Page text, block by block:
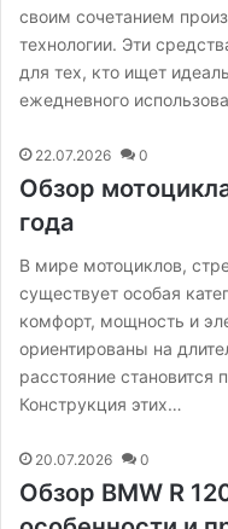
своим сочетанием
технологии. Эти
для тех, кто ищет
ежедневного
22.07.2026 0
Обзор
года
В мире мотоциклов,
существует особая
комфорт, мощность и
ориентированы на
расстояние
Конструкция этих…
20.07.2026 0
Обзор BMW R